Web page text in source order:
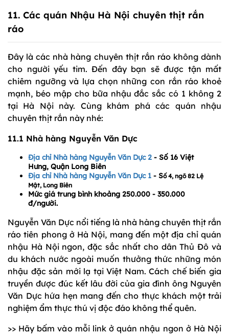
11. Các quán Nhậu Hà Nội chuyên thịt rắn
ráo
Đây là các nhà hàng chuyên thịt rắn ráo không dành
cho người yếu tim. Đến đây bạn sẽ được tận mất
chiêm ngưỡng và lựa chọn những con rắn ráo khoẻ
mạnh, béo mập cho bữa nhậu đắc sắc có 1 không 2
tại Hà Nội này. Cùng khám phá các quán nhậu
chuyên thịt rắn này nhé:
11.1 Nhà hàng Nguyễn Văn Dực
Địa chỉ Nhà hàng Nguyễn Văn Dực 2 - Số 16 Việt
Hưng, Quận Long Biên
Địa chỉ Nhà hàng Nguyễn Văn Dực 1 - Số 4, ngõ 82 Lệ
Mật, Long Biên
Mức giá trung bình khoảng 250.000 - 350.000
đ/người.
Nguyễn Văn Dực nổi tiếng là nhà hàng chuyên thịt rắn
ráo tiên phong ở Hà Nội, mang đến một địa chỉ quán
nhậu Hà Nội ngon, đặc sắc nhất cho dân Thủ Đô và
du khách nước ngoài muốn thưởng thức những món
nhậu đặc sản mới lạ tại Việt Nam. Cách chế biến gia
truyền được đúc kết lâu đời của gia đình ông Nguyên
Văn Dực hứa hẹn mang đến cho thực khách một trải
nghiệm ẩm thực thú vị độc đáo không thể quên.
>> Hãy bấm vào mỗi link ở quán nhậu ngon ở Hà Nội